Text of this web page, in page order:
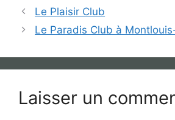
Le Plaisir Club
Le Paradis Club à
Laisser un